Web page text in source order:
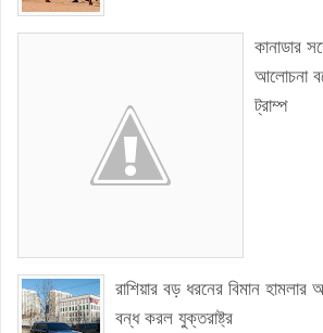
কানাডার
আলোচনা
ট্রাম্প
রাশিয়ার বড় ধরনের বিমান
বন্ধ করল যুক্তরাষ্ট্র